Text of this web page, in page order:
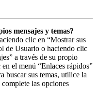
mensajes y temas?
clic en “Mostrar sus
de Usuario o haciendo clic
a través de su propio
el menú “Enlaces rápidos”
buscar sus temas, utilice la
las opciones